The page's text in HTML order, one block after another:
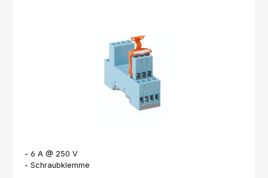
- 6 A @ 250 V
- Schraubklemme